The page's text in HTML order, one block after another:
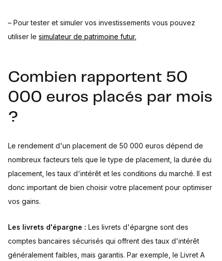
– Pour tester et simuler vos investissements vous pouvez
utiliser le simulateur de patrimoine futur.
Combien rapportent 50
000 euros placés par mois
?
Le rendement d'un placement de 50 000 euros dépend de
nombreux facteurs tels que le type de placement, la durée du
placement, les taux d'intérêt et les conditions du marché. Il est
donc important de bien choisir votre placement pour optimiser
vos gains.
Les livrets d'épargne : Les livrets d'épargne sont des
comptes bancaires sécurisés qui offrent des taux d'intérêt
généralement faibles, mais garantis. Par exemple, le Livret A